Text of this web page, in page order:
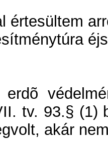
értesültem
tv. 93.§ (1)
akár